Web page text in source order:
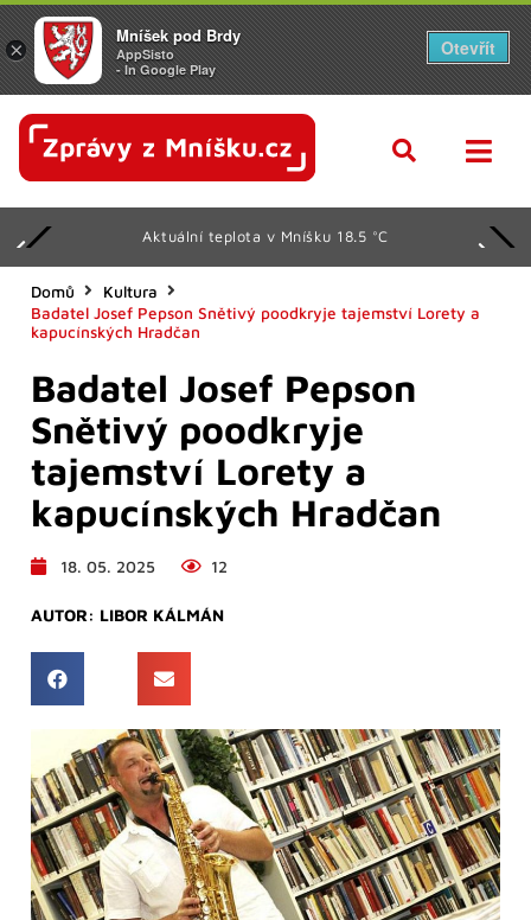
Aktuální teplota v Mníšku 18.5 °C
Domů
Kultura
Badatel Josef Pepson Snětivý poodkryje tajemství Lorety a
kapucínských Hradčan
Badatel Josef Pepson
Snětivý poodkryje
tajemství Lorety a
kapucínských Hradčan
18. 05. 2025 12
AUTOR: LIBOR KÁLMÁN
×
Mníšek pod Brdy
AppSisto
- In Google Play
Otevřít